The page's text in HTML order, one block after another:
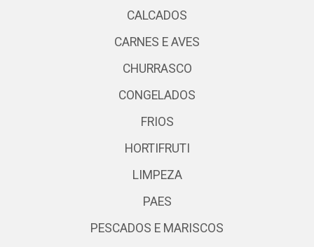
CALCADOS
CARNES E AVES
CHURRASCO
CONGELADOS
FRIOS
HORTIFRUTI
LIMPEZA
PAES
PESCADOS E MARISCOS